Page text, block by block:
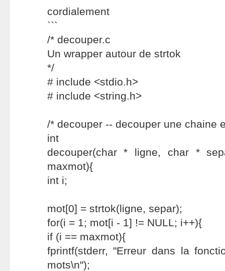
cordialement
```
/* decouper.c
Un wrapper autour de strtok
*/
# include <stdio.h>
# include <string.h>
/* decouper -- decouper une chaine
int
decouper(char * ligne, char *
maxmot){
int i;
mot[0] = strtok(ligne, separ);
for(i = 1; mot[i - 1] != NULL; i++){
if (i == maxmot){
fprintf(stderr, "Erreur dans la
mots\n");